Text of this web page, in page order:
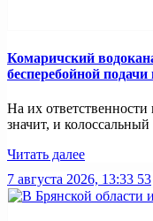
Комаричский
бесперебойной
На их ответственности
значит, и
Читать далее
7 августа 2026, 13:33 53